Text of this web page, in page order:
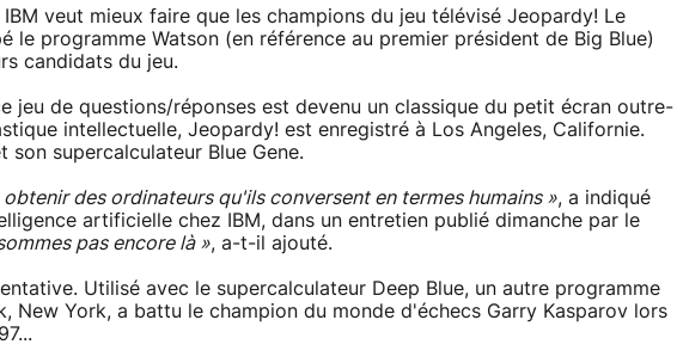
veut mieux faire que les champions du jeu télévisé Jeopardy! Le
le programme Watson (en référence au premier président de Big Blue)
candidats du jeu.
jeu de questions/réponses est devenu un classique du petit écran outre-
intellectuelle, Jeopardy! est enregistré à Los Angeles, Californie.
son supercalculateur Blue Gene.
des ordinateurs qu'ils conversent en termes humains », a indiqué
artificielle chez IBM, dans un entretien publié dimanche par le
pas encore là », a-t-il ajouté.
Utilisé avec le supercalculateur Deep Blue, un autre programme
New York, a battu le champion du monde d'échecs Garry Kasparov lors